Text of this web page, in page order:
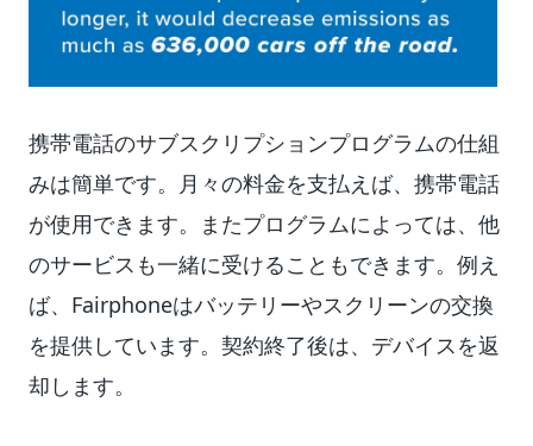
携帯電話のサブスクリプションプログラムの仕組
みは簡単です。月々の料金を支払えば、携帯電話
が使用できます。またプログラムによっては、他
のサービスも一緒に受けることもできます。例え
ば、Fairphoneはバッテリーやスクリーンの交換
を提供しています。契約終了後は、デバイスを返
却します。